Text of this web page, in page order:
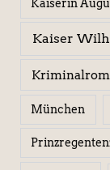
Kaiserin
Kaiser
München